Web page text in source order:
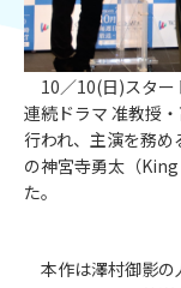
10／10(日)スター
連続ドラマ 准教授
行われ、主演を務め
の神宮寺勇太（
た。
本作は澤村御影の